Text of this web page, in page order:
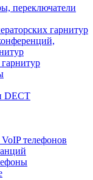
переключатели
гарнитур
DECT
телефонов